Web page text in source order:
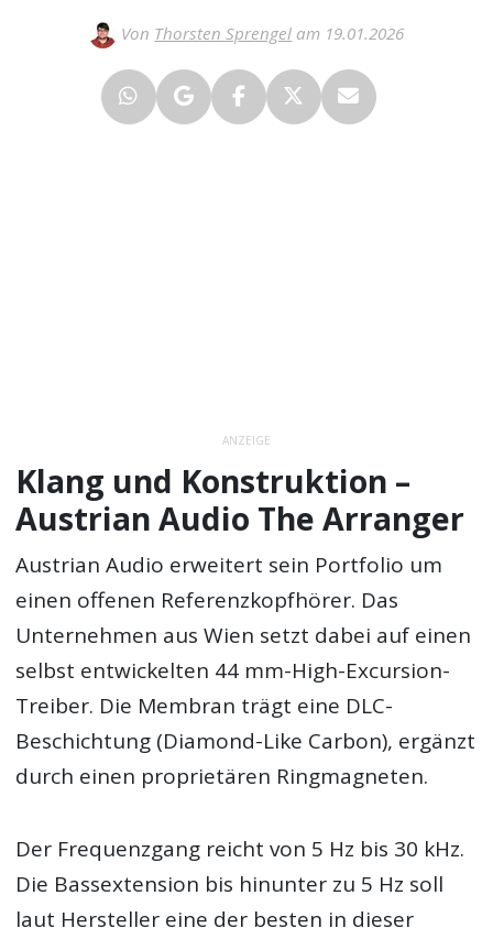
Von Thorsten Sprengel am 19.01.2026
ANZEIGE
Klang und Konstruktion –
Austrian Audio The Arranger
Austrian Audio erweitert sein Portfolio um
einen offenen Referenzkopfhörer. Das
Unternehmen aus Wien setzt dabei auf einen
selbst entwickelten 44 mm-High-Excursion-
Treiber. Die Membran trägt eine DLC-
Beschichtung (Diamond-Like Carbon), ergänzt
durch einen proprietären Ringmagneten.
Der Frequenzgang reicht von 5 Hz bis 30 kHz.
Die Bassextension bis hinunter zu 5 Hz soll
laut Hersteller eine der besten in dieser